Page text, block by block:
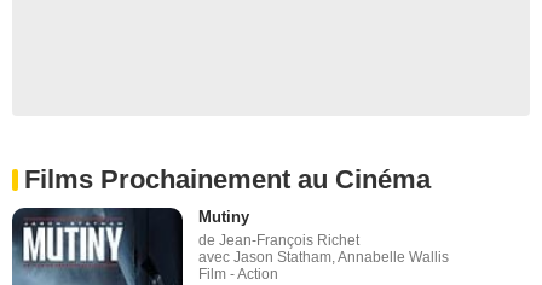
Films Prochainement au Cinéma
Mutiny
de Jean-François Richet
avec Jason Statham, Annabelle Wallis
Film - Action